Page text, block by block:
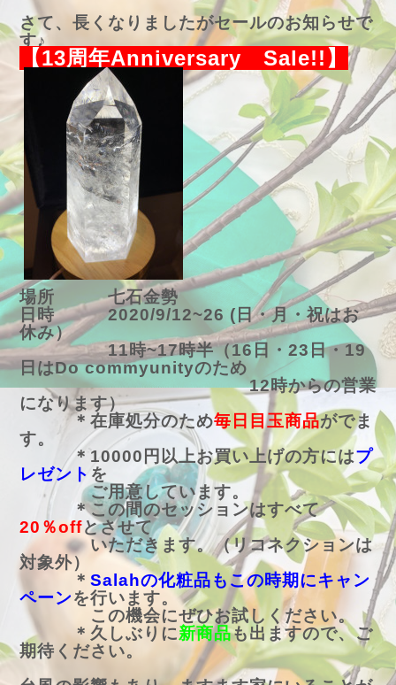
さて、長くなりましたがセールのお知らせで
す♪
【13周年Anniversary Sale!!】
場所 七石金勢
日時 2020/9/12~26 (日・月・祝はお
休み）
11時~17時半（16日・23日・19
日はDo commyunityのため
12時からの営業
になります）
＊在庫処分のため毎日目玉商品がでま
す。
＊10000円以上お買い上げの方にはプ
レゼント を
ご用意しています。
＊この間のセッションはすべて
20％offとさせて
いただきます。（リコネクションは
対象外）
＊ Salahの化粧品もこの時期にキャン
ペーンを行います。
この機会にぜひお試しください。
＊久しぶりに新商品も出ますので、ご
期待ください。